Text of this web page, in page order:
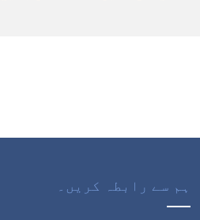
ہم سے رابطہ کریں۔